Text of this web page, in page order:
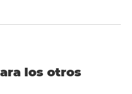
los otros